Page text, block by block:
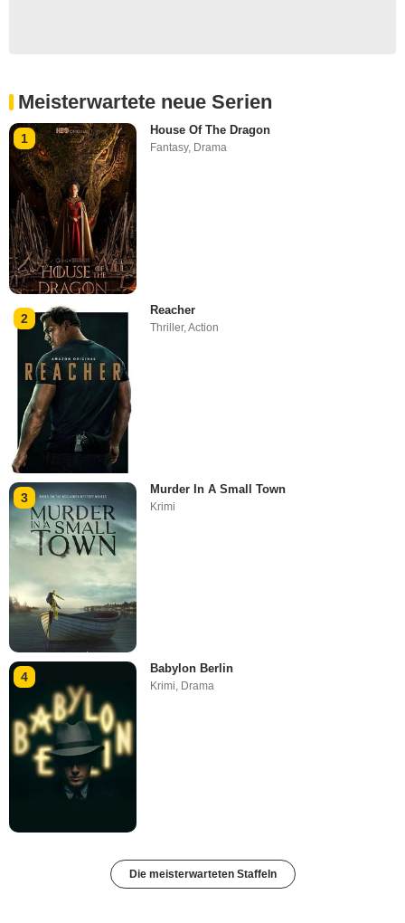
Meisterwartete neue Serien
1
House Of The Dragon
Fantasy, Drama
2
Reacher
Thriller,Action
3
Murder In A Small Town
Krimi
4
Babylon Berlin
Krimi, Drama
Die meisterwarteten Staffeln